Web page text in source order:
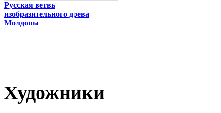
Русская ветвь
изобразительного древа
Молдовы
Художники